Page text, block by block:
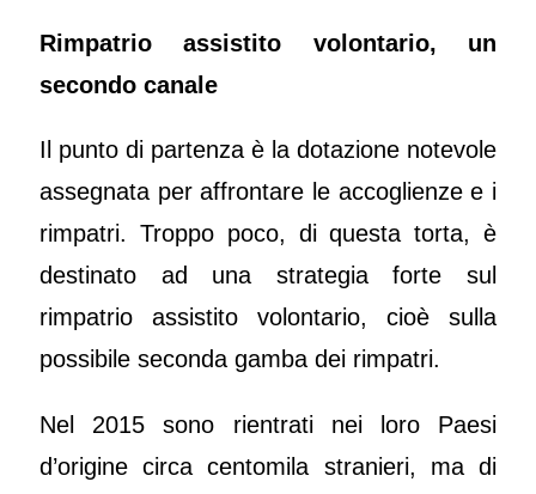
Rimpatrio assistito volontario, un
secondo canale
Il punto di partenza è la dotazione notevole
assegnata per affrontare le accoglienze e i
rimpatri. Troppo poco, di questa torta, è
destinato ad una strategia forte sul
rimpatrio assistito volontario, cioè sulla
possibile seconda gamba dei rimpatri.
Nel 2015 sono rientrati nei loro Paesi
d’origine circa centomila stranieri, ma di